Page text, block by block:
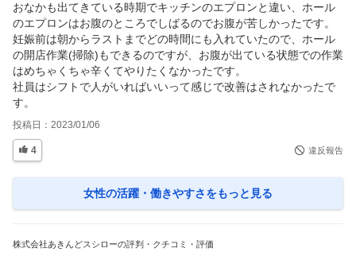
おなかも出てきている時期でキッチンのエプロンと違い、ホール
のエプロンはお腹のところでしばるのでお腹が苦しかったです。
妊娠前は朝からラストまでどの時間にも入れていたので、ホール
の開店作業(掃除)もできるのですが、お腹が出ている状態での作業
はめちゃくちゃ辛くてやりたくなかったです。
社員はシフトで人がいればいいって感じで改善はされなかったで
す。
投稿日： 2023/01/06
4 違反報告
女性の活躍・働きやすさをもっと見る
株式会社あきんどスシローの評判・クチコミ・評価